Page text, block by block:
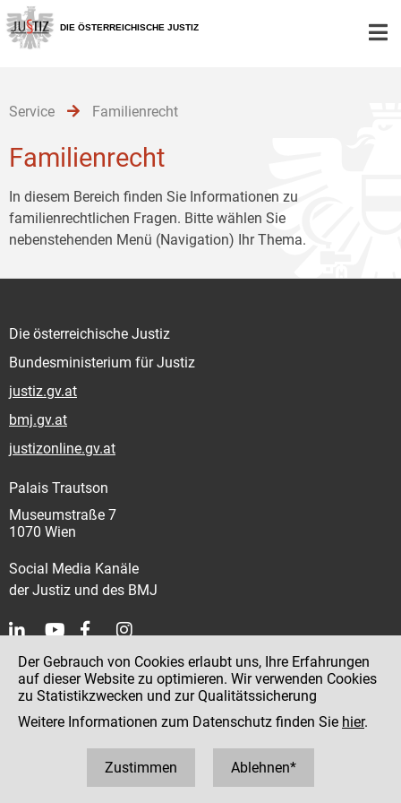
Zur
Hauptnavigation
[1]
Zum
Inhalt
[2]
Zum
Untermenü
[3]
DIE ÖSTERREICHISCHE JUSTIZ
Service Familienrecht
Familienrecht
In diesem Bereich finden Sie Informationen zu
familienrechtlichen Fragen. Bitte wählen Sie
nebenstehenden Menü (Navigation) Ihr Thema.
Die österreichische Justiz
Bundesministerium für Justiz
justiz.gv.at
bmj.gv.at
justizonline.gv.at
Palais Trautson
Museumstraße 7
1070 Wien
Social Media Kanäle
der Justiz und des BMJ
Kontakt
Impressum
Datenschutz
Hinweisgeber:innenplattform (für Mitarbeiter:innen)
Der Gebrauch von Cookies erlaubt uns, Ihre Erfahrungen
auf dieser Website zu optimieren. Wir verwenden Cookies
zu Statistikzwecken und zur Qualitätssicherung
Weitere Informationen zum Datenschutz finden Sie hier.
Zustimmen Ablehnen*